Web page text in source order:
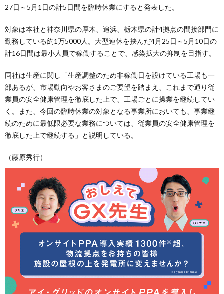
27日～5月1日の計5日間を臨時休業にすると発表した。
対象は本社と神奈川県の厚木、追浜、栃木県の計4拠点の間接部門に
勤務している約1万5000人。大型連休を挟んだ4月25日～5月10日の
計16日間は最小人員で稼働することで、感染拡大の抑制を目指す。
同社は生産に関し「生産調整のため非稼働日を設けている工場も一
部あるが、市場動向やお客さまのご要望を踏まえ、これまで通り従
業員の安全健康管理を徹底した上で、工場ごとに操業を継続してい
く。また、今回の臨時休業の対象となる事業所においても、事業継
続のために最低限必要な業務については、従業員の安全健康管理を
徹底した上で継続する」と説明している。
（藤原秀行）